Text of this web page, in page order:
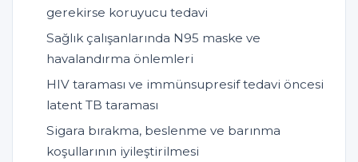
gerekirse koruyucu tedavi
Sağlık çalışanlarında N95 maske ve
havalandırma önlemleri
HIV taraması ve immünsupresif tedavi öncesi
latent TB taraması
Sigara bırakma, beslenme ve barınma
koşullarının iyileştirilmesi